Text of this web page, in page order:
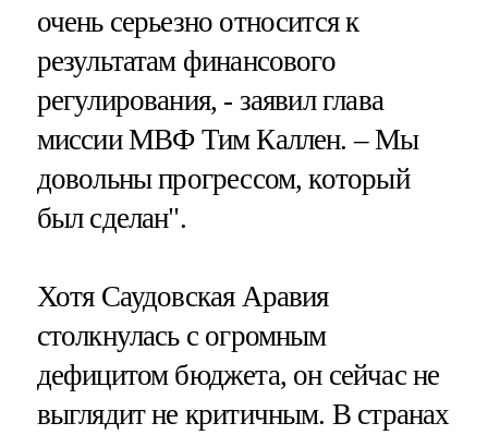
очень серьезно относится к
результатам финансового
регулирования, - заявил глава
миссии МВФ Тим Каллен. – Мы
довольны прогрессом, который
был сделан".
Хотя Саудовская Аравия
столкнулась с огромным
дефицитом бюджета, он сейчас не
выглядит не критичным. В странах